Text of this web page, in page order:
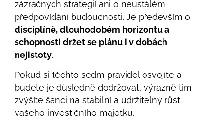
zázračných strategií ani o neustálém
předpovídání budoucnosti. Je především o
disciplíně, dlouhodobém horizontu a
schopnosti držet se plánu i v dobách
nejistoty.
Pokud si těchto sedm pravidel osvojíte a
budete je důsledně dodržovat, výrazně tím
zvýšíte šanci na stabilní a udržitelný růst
vašeho investičního majetku.